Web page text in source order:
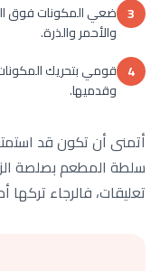
3 ضعي المكونات فوق
والأحمر والذرة.
4 قومي بتحريك
وقدميها.
أتمنى أن تكون قد
سلطة المطعم بصلصة
تعليقات، فالرجاء